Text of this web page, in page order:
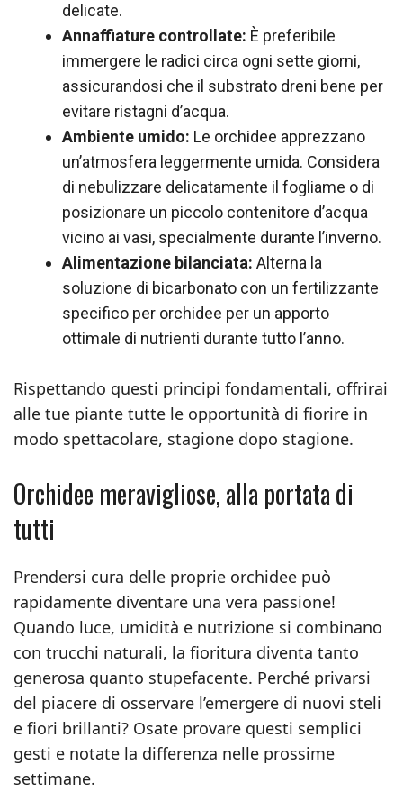
delicate.
Annaffiature controllate: È preferibile
immergere le radici circa ogni sette giorni,
assicurandosi che il substrato dreni bene per
evitare ristagni d’acqua.
Ambiente umido: Le orchidee apprezzano
un’atmosfera leggermente umida. Considera
di nebulizzare delicatamente il fogliame o di
posizionare un piccolo contenitore d’acqua
vicino ai vasi, specialmente durante l’inverno.
Alimentazione bilanciata: Alterna la
soluzione di bicarbonato con un fertilizzante
specifico per orchidee per un apporto
ottimale di nutrienti durante tutto l’anno.
Rispettando questi principi fondamentali, offrirai
alle tue piante tutte le opportunità di fiorire in
modo spettacolare, stagione dopo stagione.
Orchidee meravigliose, alla portata di
tutti
Prendersi cura delle proprie orchidee può
rapidamente diventare una vera passione!
Quando luce, umidità e nutrizione si combinano
con trucchi naturali, la fioritura diventa tanto
generosa quanto stupefacente. Perché privarsi
del piacere di osservare l’emergere di nuovi steli
e fiori brillanti? Osate provare questi semplici
gesti e notate la differenza nelle prossime
settimane.